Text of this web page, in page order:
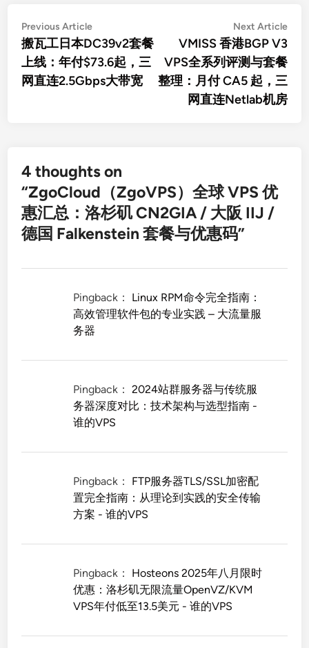
文
章
导
航
Previous ArticlePrevious
article:
搬瓦工日本DC39v2套餐
上线：年付$73.6起，三
网直连2.5Gbps大带宽
Next Article
VMISS 香港BGP V3
VPS全系列评测与套餐
整理：月付 CA5 起，三
网直连Netlab机房
4 thoughts on
“ZgoCloud（ZgoVPS）全球 VPS 优
惠汇总：洛杉矶 CN2GIA / 大阪 IIJ /
德国 Falkenstein 套餐与优惠码”
Pingback： Linux RPM命令完全指南：
高效管理软件包的专业实践 – 大流量服
务器
Pingback：2024站群服务器与传统服
务器深度对比：技术架构与选型指南 -
谁的VPS
Pingback： FTP服务器TLS/SSL加密配
置完全指南：从理论到实践的安全传输
方案 - 谁的VPS
Pingback： Hosteons 2025年八月限时
优惠：洛杉矶无限流量OpenVZ/KVM
VPS年付低至13.5美元 - 谁的VPS